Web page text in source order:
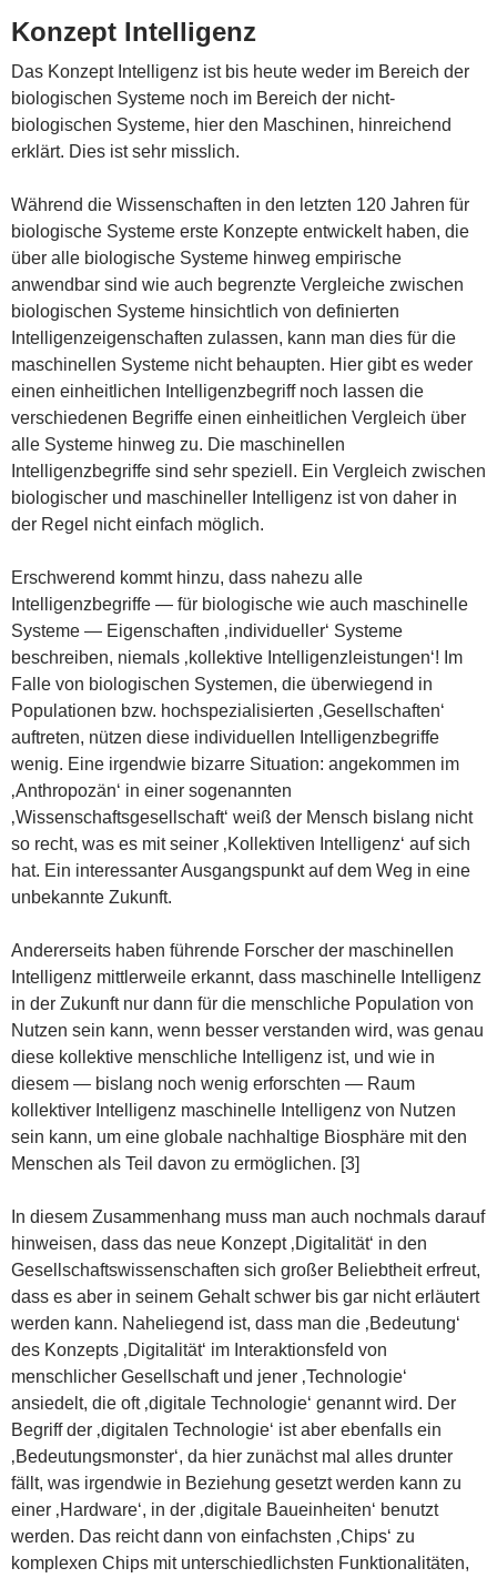
Konzept Intelligenz
Das Konzept Intelligenz ist bis heute weder im Bereich der
biologischen Systeme noch im Bereich der nicht-
biologischen Systeme, hier den Maschinen, hinreichend
erklärt. Dies ist sehr misslich.
Während die Wissenschaften in den letzten 120 Jahren für
biologische Systeme erste Konzepte entwickelt haben, die
über alle biologische Systeme hinweg empirische
anwendbar sind wie auch begrenzte Vergleiche zwischen
biologischen Systeme hinsichtlich von definierten
Intelligenzeigenschaften zulassen, kann man dies für die
maschinellen Systeme nicht behaupten. Hier gibt es weder
einen einheitlichen Intelligenzbegriff noch lassen die
verschiedenen Begriffe einen einheitlichen Vergleich über
alle Systeme hinweg zu. Die maschinellen
Intelligenzbegriffe sind sehr speziell. Ein Vergleich zwischen
biologischer und maschineller Intelligenz ist von daher in
der Regel nicht einfach möglich.
Erschwerend kommt hinzu, dass nahezu alle
Intelligenzbegriffe — für biologische wie auch maschinelle
Systeme — Eigenschaften ‚individueller‘ Systeme
beschreiben, niemals ‚kollektive Intelligenzleistungen‘! Im
Falle von biologischen Systemen, die überwiegend in
Populationen bzw. hochspezialisierten ‚Gesellschaften‘
auftreten, nützen diese individuellen Intelligenzbegriffe
wenig. Eine irgendwie bizarre Situation: angekommen im
‚Anthropozän‘ in einer sogenannten
‚Wissenschaftsgesellschaft‘ weiß der Mensch bislang nicht
so recht, was es mit seiner ‚Kollektiven Intelligenz‘ auf sich
hat. Ein interessanter Ausgangspunkt auf dem Weg in eine
unbekannte Zukunft.
Andererseits haben führende Forscher der maschinellen
Intelligenz mittlerweile erkannt, dass maschinelle Intelligenz
in der Zukunft nur dann für die menschliche Population von
Nutzen sein kann, wenn besser verstanden wird, was genau
diese kollektive menschliche Intelligenz ist, und wie in
diesem — bislang noch wenig erforschten — Raum
kollektiver Intelligenz maschinelle Intelligenz von Nutzen
sein kann, um eine globale nachhaltige Biosphäre mit den
Menschen als Teil davon zu ermöglichen. [3]
In diesem Zusammenhang muss man auch nochmals darauf
hinweisen, dass das neue Konzept ‚Digitalität‘ in den
Gesellschaftswissenschaften sich großer Beliebtheit erfreut,
dass es aber in seinem Gehalt schwer bis gar nicht erläutert
werden kann. Naheliegend ist, dass man die ‚Bedeutung‘
des Konzepts ‚Digitalität‘ im Interaktionsfeld von
menschlicher Gesellschaft und jener ‚Technologie‘
ansiedelt, die oft ‚digitale Technologie‘ genannt wird. Der
Begriff der ‚digitalen Technologie‘ ist aber ebenfalls ein
‚Bedeutungsmonster‘, da hier zunächst mal alles drunter
fällt, was irgendwie in Beziehung gesetzt werden kann zu
einer ‚Hardware‘, in der ‚digitale Baueinheiten‘ benutzt
werden. Das reicht dann von einfachsten ‚Chips‘ zu
komplexen Chips mit unterschiedlichsten Funktionalitäten,